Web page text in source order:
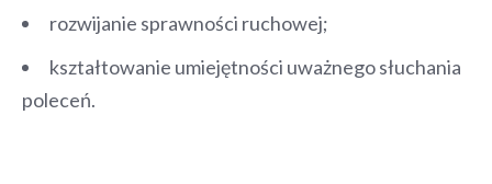
rozwijanie sprawności ruchowej;
kształtowanie umiejętności uważnego słuchania
poleceń.